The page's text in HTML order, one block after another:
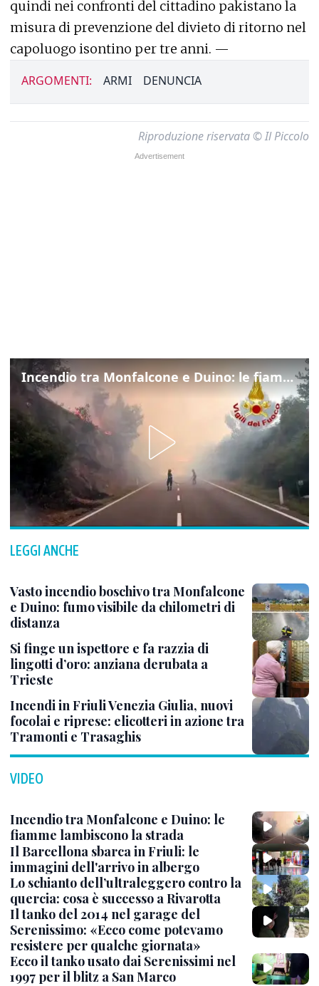
quindi nei confronti del cittadino pakistano la
misura di prevenzione del divieto di ritorno nel
capoluogo isontino per tre anni. —
ARGOMENTI: ARMI DENUNCIA
Riproduzione riservata © Il Piccolo
Incendio tra Monfalcone e Duino: le fiamme lambiscono la strada
LEGGI ANCHE
Vasto incendio boschivo tra Monfalcone
e Duino: fumo visibile da chilometri di
distanza
Si finge un ispettore e fa razzia di
lingotti d’oro: anziana derubata a
Trieste
Incendi in Friuli Venezia Giulia, nuovi
focolai e riprese: elicotteri in azione tra
Tramonti e Trasaghis
VIDEO
Incendio tra Monfalcone e Duino: le
fiamme lambiscono la strada
Il Barcellona sbarca in Friuli: le
immagini dell'arrivo in albergo
Lo schianto dell’ultraleggero contro la
quercia: cosa è successo a Rivarotta
Il tanko del 2014 nel garage del
Serenissimo: «Ecco come potevamo
resistere per qualche giornata»
Ecco il tanko usato dai Serenissimi nel
1997 per il blitz a San Marco